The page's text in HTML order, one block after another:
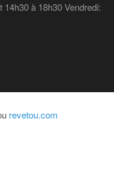
à 18h30 Vendredi:
revetou.com